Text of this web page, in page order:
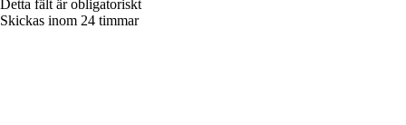
Detta fält är obligatoriskt
Skickas inom 24 timmar